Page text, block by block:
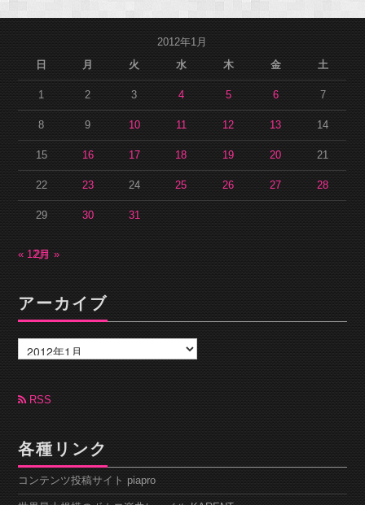
2012年1月
日
月 火 水 木 金 土
1 2 3 4 5 6 7
8 9 10 11 12 13 14
15 16 17 18 19 20 21
22 23 24 25 26 27 28
29 30 31
« 12月2月 »
アーカイブ
ー
カ
ブ RSS
各種リンク
コンテンツ投稿サイト piapro